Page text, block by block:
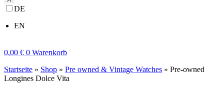
DE
EN
0,00 € 0 Warenkorb
Startseite » Shop » Pre owned & Vintage Watches » Pre-owned
Longines Dolce Vita